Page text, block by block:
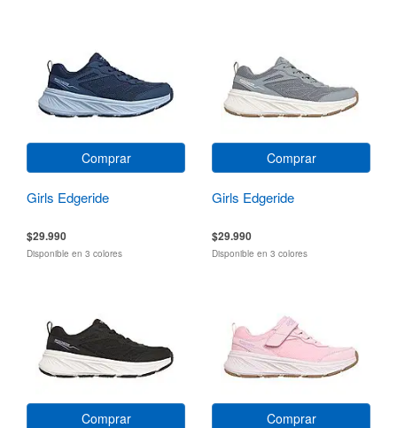
Comprar
Girls Edgeride
$29.990
Disponible en 3 colores
Comprar
Girls Edgeride
$29.990
Disponible en 3 colores
Comprar Comprar